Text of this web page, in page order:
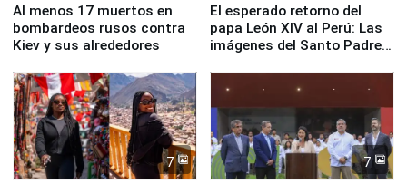
Al menos 17 muertos en
bombardeos rusos contra
Kiev y sus alrededores
El esperado retorno del
papa León XIV al Perú: Las
imágenes del Santo Padre
7 7